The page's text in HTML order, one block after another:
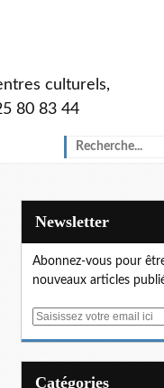
culturels,
80 83 44
Newsletter
Abonnez-vous pour
nouveaux articles
E
Catégories